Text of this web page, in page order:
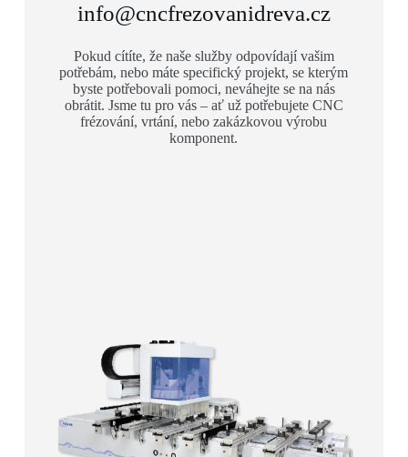
info@cncfrezovanidreva.cz
Pokud cítíte, že naše služby odpovídají vašim
potřebám, nebo máte specifický projekt, se kterým
byste potřebovali pomoci, neváhejte se na nás
obrátit. Jsme tu pro vás – ať už potřebujete CNC
frézování, vrtání, nebo zakázkovou výrobu
komponent.